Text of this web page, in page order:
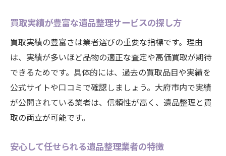
買取実績が豊富な遺品整理サービスの探し方
買取実績の豊富さは業者選びの重要な指標です。理由
は、実績が多いほど品物の適正な査定や高価買取が期待
できるためです。具体的には、過去の買取品目や実績を
公式サイトや口コミで確認しましょう。大府市内で実績
が公開されている業者は、信頼性が高く、遺品整理と買
取の両立が可能です。
安心して任せられる遺品整理業者の特徴